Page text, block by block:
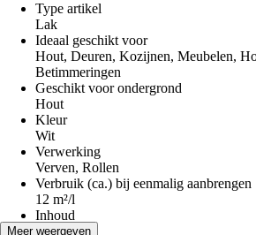
Type artikel
Lak
Ideaal geschikt voor
Hout, Deuren, Kozijnen, Meubelen,
Betimmeringen
Geschikt voor ondergrond
Hout
Kleur
Wit
Verwerking
Verven, Rollen
Verbruik (ca.) bij eenmalig aanbrengen
12 m²/l
Inhoud
1,25 l
Meer weergeven